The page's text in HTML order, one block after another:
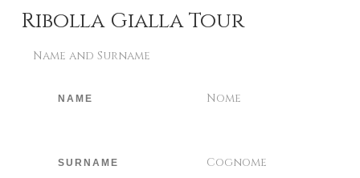
Ribolla Gialla Tour
Name and Surname
Nome
Cognome